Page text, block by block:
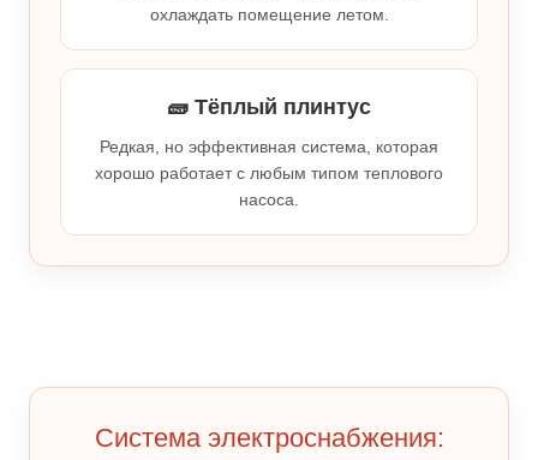
охлаждать помещение летом.
🧱 Тёплый плинтус
Редкая, но эффективная система, которая
хорошо работает с любым типом теплового
насоса.
Система электроснабжения: